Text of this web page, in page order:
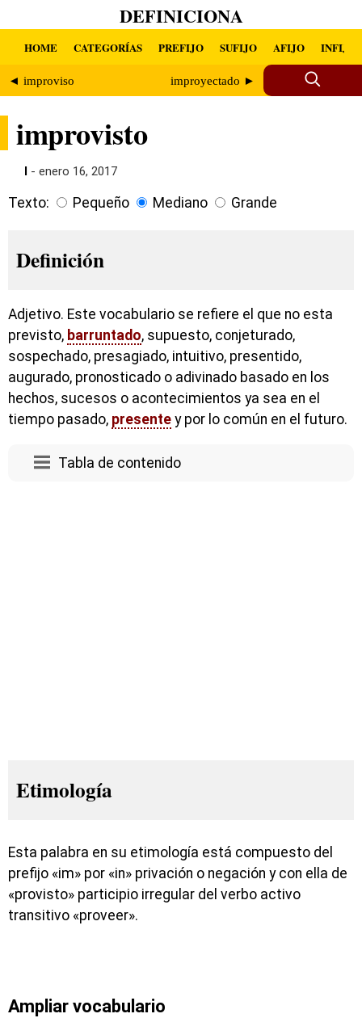
DEFINICIONA
HOME CATEGORÍAS PREFIJO SUFIJO AFIJO INFIJO
◄ improviso improyectado ►
improvisto
I - enero 16, 2017
Texto: Pequeño Mediano Grande
Definición
Adjetivo. Este vocabulario se refiere el que no esta
previsto, barruntado, supuesto, conjeturado,
sospechado, presagiado, intuitivo, presentido,
augurado, pronosticado o adivinado basado en los
hechos, sucesos o acontecimientos ya sea en el
tiempo pasado, presente y por lo común en el futuro.
Tabla de contenido
Etimología
Esta palabra en su etimología está compuesto del
prefijo «im» por «in» privación o negación y con ella de
«provisto» participio irregular del verbo activo
transitivo «proveer».
Ampliar vocabulario